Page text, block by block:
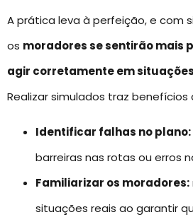
A prática leva à perfeição, e com
os moradores se sentirão mais
agir corretamente em
Realizar simulados traz benefícios
Identificar falhas no plano:
barreiras nas rotas ou erros
Familiarizar os moradores:
situações reais ao garantir